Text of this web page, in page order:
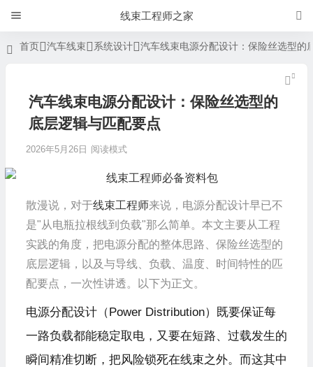
线束工程师之家
首页 汽车线束 系统设计 汽车线束电源分配设计：保险丝选型的
汽车线束电源分配设计：保险丝选型的
底层逻辑与匹配要点
2026年5月26日 阅读模式
散漫说， 对于线束工程师来说，电源分配设计早已不
是"从电瓶拉根线到负载"那么简单。本文主要从工程
实践的角度，把电源分配的整体思路、保险丝选型的
底层逻辑，以及与导线、负载、温度、时间特性的匹
配要点，一次性讲透。
以下为正文。
电源分配设计（Power Distribution）既要保证每
一路负载都能稳定取电，又要在短路、过载发生的
瞬间精准切断，把风险锁死在线束之外。而这其中